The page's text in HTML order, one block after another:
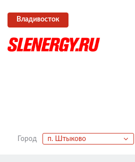
Владивосток
Город п. Штыково